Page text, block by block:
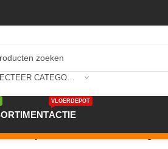
ACTIE
VLOERDEPOT
/MDF plint 16x100x2500 Wit